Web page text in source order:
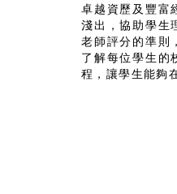
卓越資歷及豐富
淺出，協助學生
老師評分的準則
了解每位學生的
程，讓學生能夠